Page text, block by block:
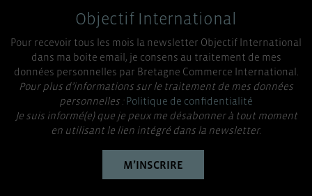
Objectif International
Pour recevoir tous les mois la newsletter Objectif International
dans ma boite email, je consens au traitement de mes
données personnelles par Bretagne Commerce International.
Pour plus d’informations sur le traitement de mes données
personnelles :Politique de confidentialité
Je suis informé(e) que je peux me désabonner à tout moment
en utilisant le lien intégré dans la newsletter.
M’INSCRIRE